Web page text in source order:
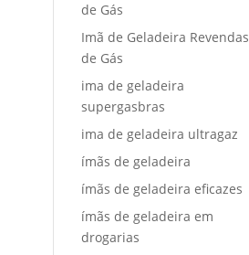
de Gás
Imã de Geladeira Revendas
de Gás
ima de geladeira
supergasbras
ima de geladeira ultragaz
ímãs de geladeira
ímãs de geladeira eficazes
ímãs de geladeira em
drogarias